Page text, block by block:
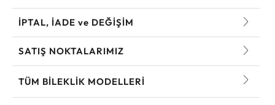
İPTAL, İADE ve DEĞİŞİM
SATIŞ NOKTALARIMIZ
TÜM BILEKLIK MODELLERI